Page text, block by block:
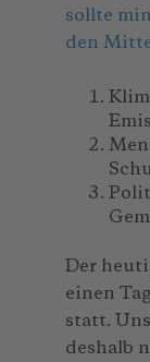
sollte
den
Der
einen
statt.
deshalb